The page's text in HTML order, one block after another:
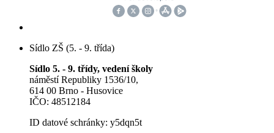
Sídlo ZŠ (5. - 9. třída)
Sídlo 5. - 9. třídy, vedení školy
náměstí Republiky 1536/10,
614 00 Brno - Husovice
IČO: 48512184
ID datové schránky: y5dqn5t